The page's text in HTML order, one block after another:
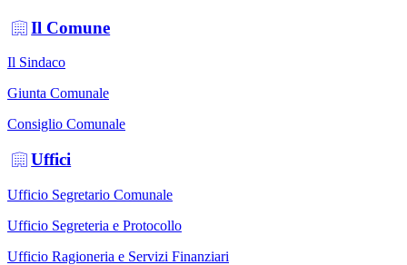
Il Comune
Il Sindaco
Giunta Comunale
Consiglio Comunale
Uffici
Ufficio Segretario Comunale
Ufficio Segreteria e Protocollo
Ufficio Ragioneria e Servizi Finanziari